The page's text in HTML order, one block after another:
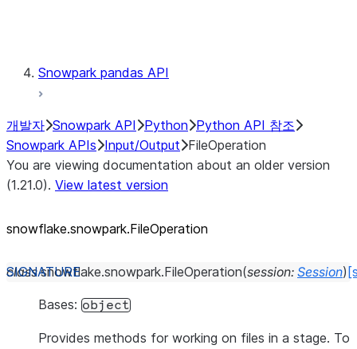
Snowpark pandas API
개발자 Snowpark API Python Python API 참조
Snowpark APIs Input/Output FileOperation
You are viewing documentation about an older version
(1.21.0). View latest version
snowflake.snowpark.FileOperation
class snowflake.snowpark.FileOperation(session: Session)
Bases: object
Provides methods for working on files in a stage. To